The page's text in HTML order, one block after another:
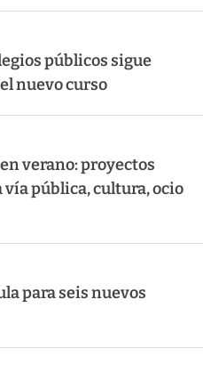
públicos sigue
nuevo curso
verano: proyectos
vía pública, cultura, ocio
para seis nuevos